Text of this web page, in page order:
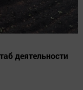
деятельности